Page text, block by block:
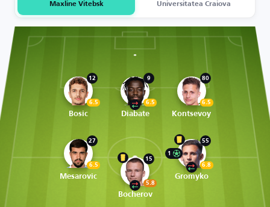
Maxline Vitebsk Universitatea Craiova
12
6.5
Bosic
9
6.5
Diabate
80
6.5
Kontsevoy
27
6.5
Mesarovic
15
5.8
Bocherov
55
6.8
1
Gromyko